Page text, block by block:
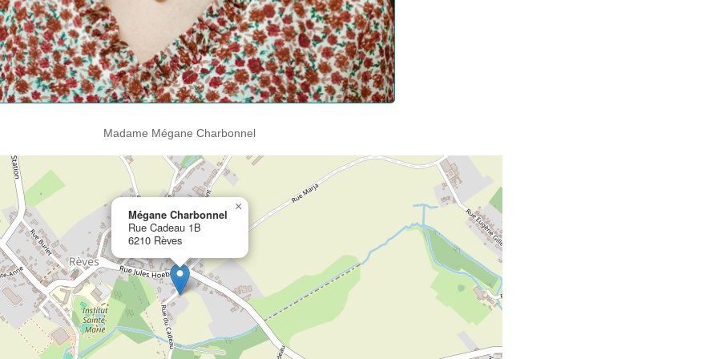
Madame Mégane Charbonnel
Mégane Charbonnel
Rue Cadeau 1B
6210 Rèves
×